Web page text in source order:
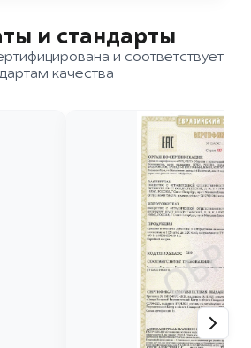
и стандарты
и соответствует
качества